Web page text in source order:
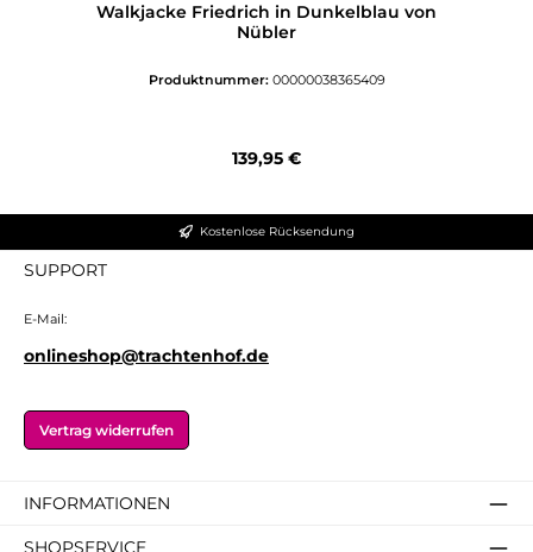
Walkjacke Friedrich in Dunkelblau von
Nübler
Produktnummer: 00000038365409
Regulärer Preis:
139,95 €
Kostenlose Rücksendung
SUPPORT
E-Mail:
onlineshop@trachtenhof.de
Vertrag widerrufen
INFORMATIONEN
SHOPSERVICE